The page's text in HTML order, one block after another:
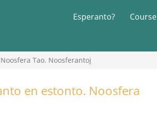
Esperanto? Course
Tao. Noosferantoj
en estonto. Noosfera